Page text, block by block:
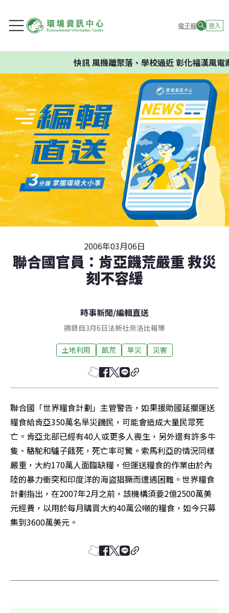
電子報 登入
快訊風機離聚落、學校過近 彰化福漢風電
2006年03月06日
聯合國官員：肯亞饑荒嚴重 救災
刻不容緩
時事新聞/編輯直送
摘錄自3月6日法新社奈洛比報導
土地利用 飢荒 旱災 災害
聯合國「世界糧食計劃」主管警告，如果援助國延擱運送
糧食給肯亞350萬名旱災饑民，可能會造成大量民眾死
亡。肯亞北部已經有40人或更多人喪生，另外還有許多牛
隻、駱駝和驢子餓死，死亡率可驚。索馬利亞的情況同樣
嚴重，大約170萬人面臨缺糧，但運送糧食的作業由於內
陸的暴力衝突和印度洋的海盜猖獗而遭遇困難。世界糧食
計劃指出，在2007年2月之前，該機構須要2億2500萬美
元經費，以用於每月購買大約40萬公噸的糧食，如今只募
集到3600萬美元。